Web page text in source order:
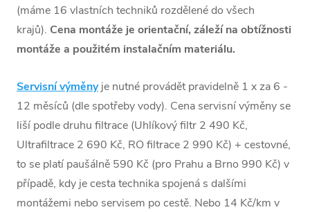
(máme 16 vlastních techniků rozdělené do všech
krajů). Cena montáže je orientační, záleží na obtížnosti
montáže a použitém instalačním materiálu.
Servisní výměnyje nutné provádět pravidelně 1 x za 6 -
12 měsíců (dle spotřeby vody). Cena servisní výměny se
liší podle druhu filtrace (Uhlíkový filtr 2 490 Kč,
Ultrafiltrace 2 690 Kč, RO filtrace 2 990 Kč) + cestovné,
to se platí paušálně 590 Kč (pro Prahu a Brno 990 Kč) v
případě, kdy je cesta technika spojená s dalšími
montážemi nebo servisem po cestě. Nebo 14 Kč/km v